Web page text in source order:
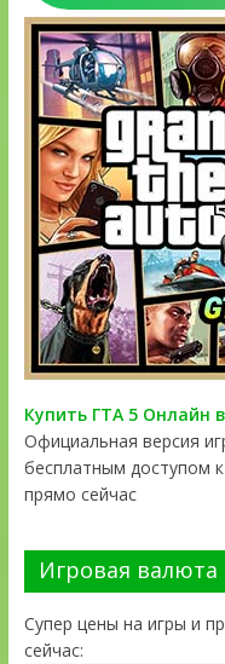
Купить ГТА 5 Онлайн
Официальная версия
бесплатным доступом
прямо сейчас
Игровая валюта
Супер цены на игры и
сейчас: